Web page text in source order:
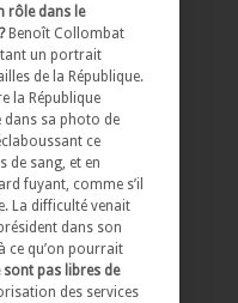
rôle dans le
Benoît Collombat
un portrait
de la République.
la République
dans sa photo de
ce
de sang, et en
fuyant, comme s’il
La difficulté venait
dans son
ce qu’on pourrait
pas libres de
des services